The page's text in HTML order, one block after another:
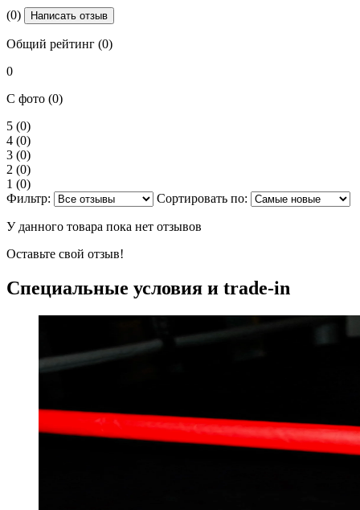
(0) Написать отзыв
Общий рейтинг (0)
0
С фото (0)
5 (0)
4 (0)
3 (0)
2 (0)
1 (0)
Фильтр:
Сортировать по:
У данного товара пока нет отзывов
Оставьте свой отзыв!
Специальные условия и trade-in